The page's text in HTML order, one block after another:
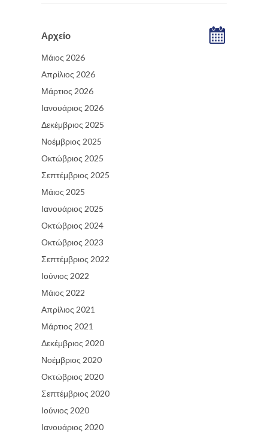
Αρχείο
Μάιος 2026
Απρίλιος 2026
Μάρτιος 2026
Ιανουάριος 2026
Δεκέμβριος 2025
Νοέμβριος 2025
Οκτώβριος 2025
Σεπτέμβριος 2025
Μάιος 2025
Ιανουάριος 2025
Οκτώβριος 2024
Οκτώβριος 2023
Σεπτέμβριος 2022
Ιούνιος 2022
Μάιος 2022
Απρίλιος 2021
Μάρτιος 2021
Δεκέμβριος 2020
Νοέμβριος 2020
Οκτώβριος 2020
Σεπτέμβριος 2020
Ιούνιος 2020
Ιανουάριος 2020